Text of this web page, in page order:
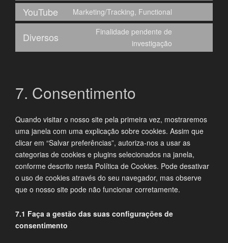
google-
YouTube Marketing/Tracking, Functional
to
youtube
Diversos
Finalidade pendente de
investigação
to
7. Consentimento
Quando visitar o nosso site pela primeira vez, mostraremos
uma janela com uma explicação sobre cookies. Assim que
clicar em “Salvar preferências”, autoriza-nos a usar as
categorias de cookies e plugins selecionados na janela,
conforme descrito nesta Política de Cookies. Pode desativar
o uso de cookies através do seu navegador, mas observe
que o nosso site pode não funcionar corretamente.
7.1 Faça a gestão das suas configurações de
consentimento